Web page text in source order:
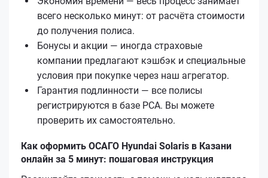
всего несколько минут: от расчёта стоимости
до получения полиса.
Бонусы и акции — иногда страховые
компании предлагают кэшбэк и специальные
условия при покупке через наш агрегатор.
Гарантия подлинности — все полисы
регистрируются в базе РСА. Вы можете
проверить их самостоятельно.
Как оформить ОСАГО Hyundai Solaris в Казани
онлайн за 5 минут: пошаговая инструкция